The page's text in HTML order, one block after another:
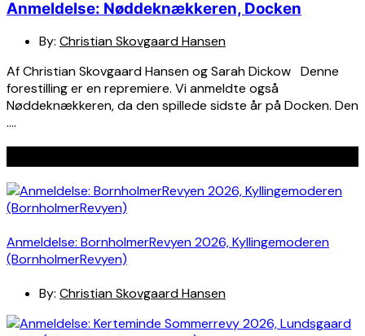
Anmeldelse: Nøddeknækkeren, Docken
By: Christian Skovgaard Hansen
Af Christian Skovgaard Hansen og Sarah Dickow Denne
forestilling er en repremiere. Vi anmeldte også
Nøddeknækkeren, da den spillede sidste år på Docken. Den
….
Anmeldelse: BornholmerRevyen 2026, Kyllingemoderen
(BornholmerRevyen)
By: Christian Skovgaard Hansen